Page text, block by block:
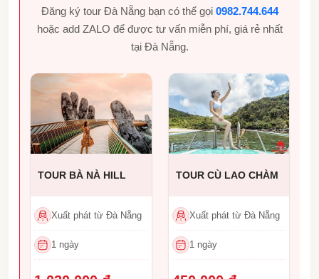
Đăng ký tour Đà Nẵng bạn có thể gọi 0982.744.644
hoặc add ZALO để được tư vấn miễn phí, giá rẻ nhất
tại Đà Nẵng.
TOUR BÀ NÀ HILL
Xuất phát từ Đà Nẵng
1 ngày
TOUR CÙ LAO CHÀM
Xuất phát từ Đà Nẵng
1 ngày